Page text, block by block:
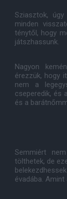
Sziasztok,
minden
ténytől, hogy
játszhassunk.
Nagyon
érezzük, hogy
nem a
cseperedik, és
és a
Semmiért
tölthetek, de
évadába.